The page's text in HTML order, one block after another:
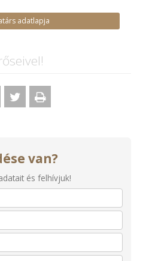
adatlapja
van?
és felhívjuk!